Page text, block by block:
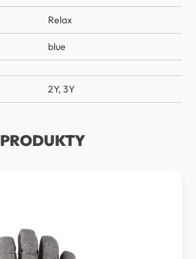
Relax
blue
2Y, 3Y
PRODUKTY